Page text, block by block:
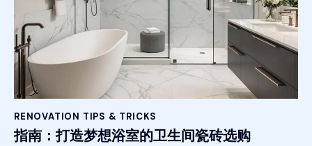
RENOVATION TIPS & TRICKS
指南：打造梦想浴室的卫生间瓷砖选购